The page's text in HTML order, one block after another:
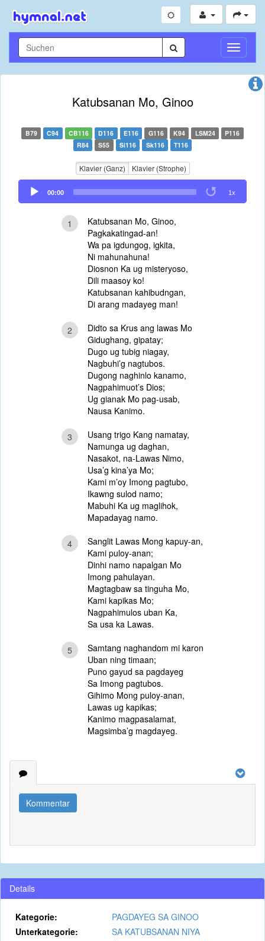
Katubsanan Mo, Ginoo
B79 C94 CB116 D116 E116 G116 K94 LSM24
P116
R84
S55 Si116 Sk116 T116
Klavier (Ganz) Klavier (Strophe)
Audio
Player
00:00 1x
1
Katubsanan Mo, Ginoo,
Pagkakatingad-an!
Wa pa igdungog, igkita,
Ni mahunahuna!
Diosnon Ka ug misteryoso,
Dili maasoy ko!
Katubsanan kahibudngan,
Di arang madayeg man!
2
Didto sa Krus ang lawas Mo
Gidughang, gipatay;
Dugo ug tubig niagay,
Nagbuhi’g nagtubos.
Dugong naghinlo kanamo,
Nagpahimuot’s Dios;
Ug gianak Mo pag-usab,
Nausa Kanimo.
3
Usang trigo Kang namatay,
Namunga ug daghan,
Nasakot, na-Lawas Nimo,
Usa’g kina’ya Mo;
Kami m’oy Imong pagtubo,
Ikawng sulod namo;
Mabuhi Ka ug maglihok,
Mapadayag namo.
4
Sanglit Lawas Mong kapuy-an,
Kami puloy-anan;
Dinhi namo napalgan Mo
Imong pahulayan.
Magtagbaw sa tinguha Mo,
Kami kapikas Mo;
Nagpahimulos uban Ka,
Sa usa ka Lawas.
5
Samtang naghandom mi karon
Uban ning timaan;
Puno gayud sa pagdayeg
Sa Imong pagtubos.
Gihimo Mong puloy-anan,
Lawas ug kapikas;
Kanimo magpasalamat,
Magsimba’g magdayeg.
Kommentar
Details
Kategorie:
PAGDAYEG SA GINOO
Unterkategorie:
SA KATUBSANAN NIYA